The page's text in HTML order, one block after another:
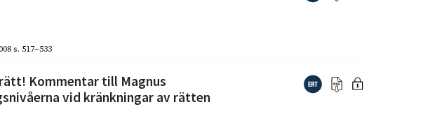
s. 517–533
Kommentar till Magnus
vid kränkningar av rätten